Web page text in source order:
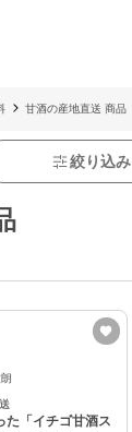
甘酒の産地直送 商品
絞り込み
た「イチゴ甘酒ス